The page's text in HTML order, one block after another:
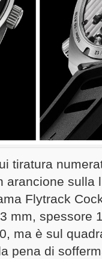
tiratura
arancione sulla
Flytrack
mm, spessore
ma è sul
pena di